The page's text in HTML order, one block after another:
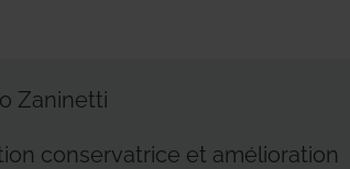
d'entreprise
de produits
Zaninetti
conservatrice et amélioration